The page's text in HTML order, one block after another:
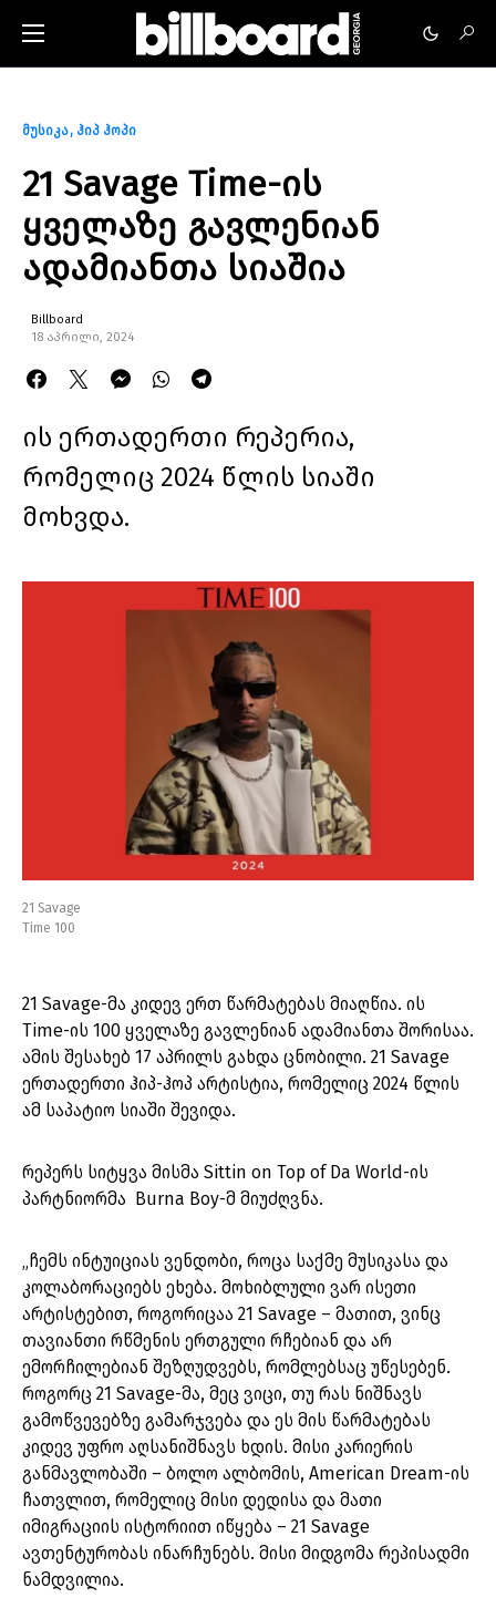
მუსიკა ჰიპ ჰოპი
21 Savage Time-ის
ყველაზე გავლენიან
ადამიანთა სიაშია
Billboard
18 აპრილი, 2024
ის ერთადერთი რეპერია,
რომელიც 2024 წლის სიაში
მოხვდა.
21 Savage
Time 100
21 Savage-მა კიდევ ერთ წარმატებას მიაღწია. ის
Time-ის 100 ყველაზე გავლენიან ადამიანთა შორისაა.
ამის შესახებ 17 აპრილს გახდა ცნობილი. 21 Savage
ერთადერთი ჰიპ-ჰოპ არტისტია, რომელიც 2024 წლის
ამ საპატიო სიაში შევიდა.
რეპერს სიტყვა მისმა Sittin on Top of Da World-ის
პარტნიორმა Burna Boy-მ მიუძღვნა.
„ჩემს ინტუიციას ვენდობი, როცა საქმე მუსიკასა და
კოლაბორაციებს ეხება. მოხიბლული ვარ ისეთი
არტისტებით, როგორიცაა 21 Savage – მათით, ვინც
თავიანთი რწმენის ერთგული რჩებიან და არ
ემორჩილებიან შეზღუდვებს, რომლებსაც უწესებენ.
როგორც 21 Savage-მა, მეც ვიცი, თუ რას ნიშნავს
გამოწვევებზე გამარჯვება და ეს მის წარმატებას
კიდევ უფრო აღსანიშნავს ხდის. მისი კარიერის
განმავლობაში – ბოლო ალბომის, American Dream-ის
ჩათვლით, რომელიც მისი დედისა და მათი
იმიგრაციის ისტორიით იწყება – 21 Savage
ავთენტურობას ინარჩუნებს. მისი მიდგომა რეპისადმი
ნამდვილია.